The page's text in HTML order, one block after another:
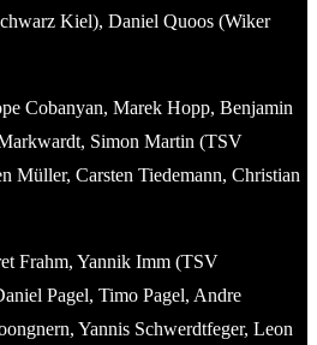
Kiel), Daniel Quoos (Wiker
Cobanyan, Marek Hopp, Benjamin
Simon Martin (TSV
Müller, Carsten Tiedemann, Christian
Frahm, Yannik Imm (TSV
Pagel, Timo Pagel, Andre
Yannis Schwerdtfeger, Leon